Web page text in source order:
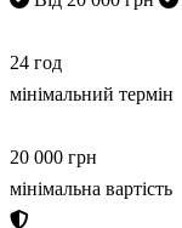
24 год
мінімальний термін
20 000 грн
мінімальна вартість